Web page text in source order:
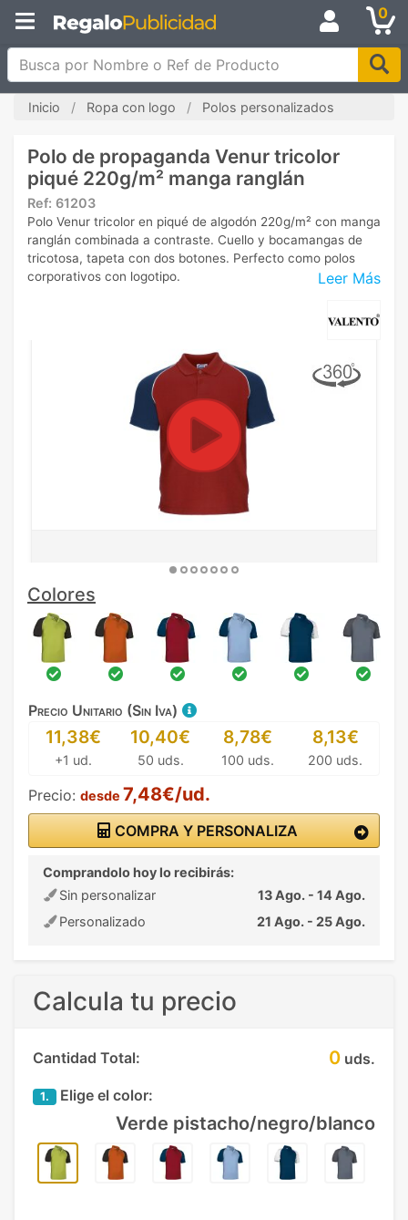
0
Busca por Nombre o Ref de Producto
Inicio Ropa con logo Polos personalizados
Polo de propaganda Venur tricolor
piqué 220g/m² manga ranglán
Ref: 61203
Leer Más
Polo Venur tricolor en piqué de algodón 220g/m² con manga
ranglán combinada a contraste. Cuello y bocamangas de
tricotosa, tapeta con dos botones. Perfecto como polos
corporativos con logotipo.
Colores
Precio Unitario (Sin Iva)
11,38€
+1 ud.
10,40€
50 uds.
8,78€
100 uds.
8,13€
200 uds.
Precio: desde 7,48€/ud.
COMPRA Y PERSONALIZA
Comprandolo hoy lo recibirás:
Sin personalizar
13 Ago. - 14 Ago.
Personalizado
21 Ago. - 25 Ago.
Calcula tu precio
Cantidad Total: 0 uds.
1. Elige el color:
Verde pistacho/negro/blanco